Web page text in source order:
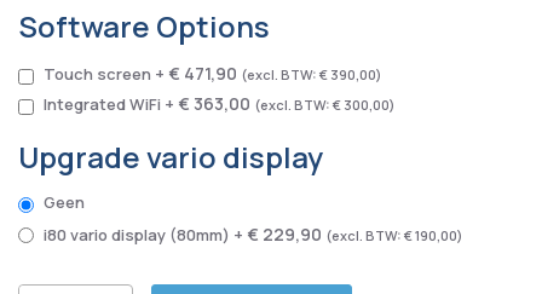
Software Options
Touch screen + € 471,90 € 390,00
Integrated WiFi + € 363,00 € 300,00
Upgrade vario display
Geen
i80 vario display (80mm) + € 229,90 € 190,00